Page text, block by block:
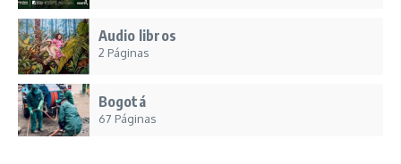
Audio libros
2 Páginas
Bogotá
67 Páginas